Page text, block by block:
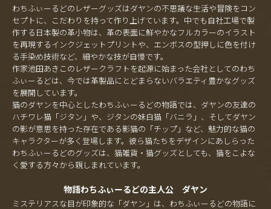
わちふぃーるどのレザーグッズはダヤンの不思議な生活や冒険をコン
セプトに、こだわりを持って作り上げています。中でも自社工場で製
作する日本製の革小物は、革の表面に鮮やかなフルカラーのイラスト
を再現するインクジェットプリントや、エンボスの型押しに色を付け
る手染め技術など、細やかな技が自慢です。
作家池田あきこのレザークラフトを起源に始まった会社としてのわち
ふぃーるどは、今では革製品にとどまらないバラエティ豊かなグッズ
を展開しています。
猫のダヤンを中心としたわちふぃーるどの物語では、ダヤンの友達の
ハチワレ猫「ジタン」や、ジタンの妹白猫「バニラ」、そしてダヤン
の影が意思を持った存在である影猫の「チップ」など、魅力的な猫の
キャラクターが多く登場します。彼ら猫たちをデザインにあしらった
わちふぃーるどのグッズは、猫雑貨・猫グッズとしても、猫をこよな
く愛する方々から親しまれています。
物語わちふぃーるどの主人公 ダヤン
ミステリアスな目が印象的な「ダヤン」は、わちふぃーるどの物語に